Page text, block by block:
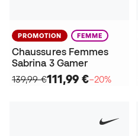
PROMOTION FEMME
Chaussures Femmes
Sabrina 3 Gamer
139,99 €111,99 €−20%